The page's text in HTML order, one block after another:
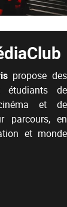
propose des
étudiants de
et de
parcours, en
et monde